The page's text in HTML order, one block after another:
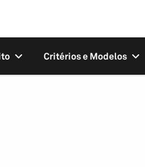
Critérios e Modelos